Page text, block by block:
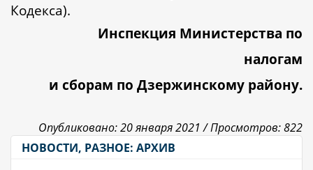
Кодекса).
Инспекция Министерства по
налогам
и сборам по Дзержинскому району.
Опубликовано: 20 января 2021 /Просмотров: 822
НОВОСТИ, РАЗНОЕ: АРХИВ